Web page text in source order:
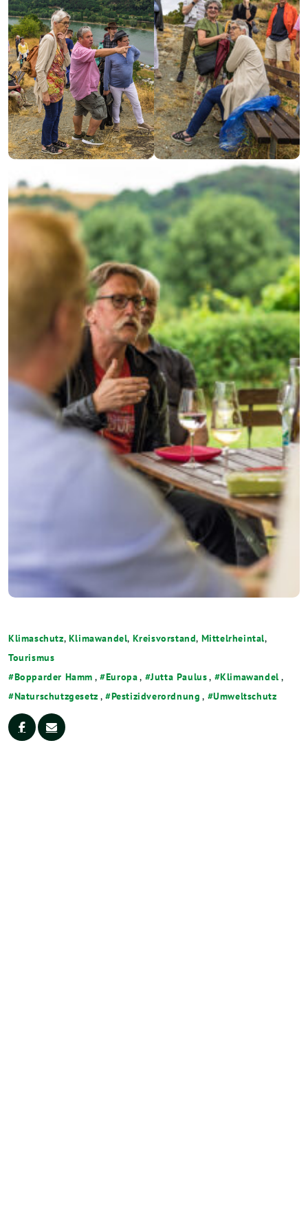
Klimaschutz, Klimawandel, Kreisvorstand, Mittelrheintal,
Tourismus
Bopparder Hamm , Europa, Jutta Paulus, Klimawandel ,
Naturschutzgesetz , Pestizidverordnung , Umweltschutz